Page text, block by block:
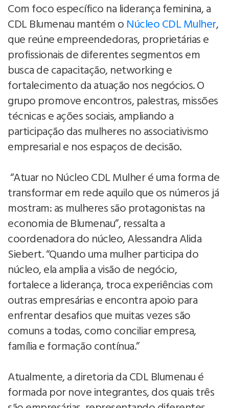
Com foco específico na liderança feminina, a
CDL Blumenau mantém o Núcleo CDL Mulher,
que reúne empreendedoras, proprietárias e
profissionais de diferentes segmentos em
busca de capacitação, networking e
fortalecimento da atuação nos negócios. O
grupo promove encontros, palestras, missões
técnicas e ações sociais, ampliando a
participação das mulheres no associativismo
empresarial e nos espaços de decisão.
“Atuar no Núcleo CDL Mulher é uma forma de
transformar em rede aquilo que os números já
mostram: as mulheres são protagonistas na
economia de Blumenau”, ressalta a
coordenadora do núcleo, Alessandra Alida
Siebert. “Quando uma mulher participa do
núcleo, ela amplia a visão de negócio,
fortalece a liderança, troca experiências com
outras empresárias e encontra apoio para
enfrentar desafios que muitas vezes são
comuns a todas, como conciliar empresa,
família e formação contínua.”
Atualmente, a diretoria da CDL Blumenau é
formada por nove integrantes, dos quais três